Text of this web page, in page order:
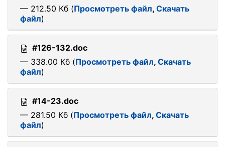
— 212.50 Кб (Просмотреть файл, Скачать
файл)
#126-132.doc
— 338.00 Кб (Просмотреть файл, Скачать
файл)
#14-23.doc
— 281.50 Кб (Просмотреть файл, Скачать
файл)